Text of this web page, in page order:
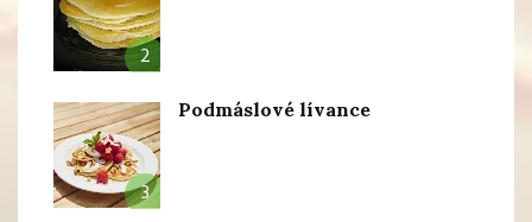
2
3
Podmáslové lívance